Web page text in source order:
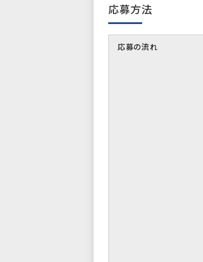
応募方法
応募の流れ